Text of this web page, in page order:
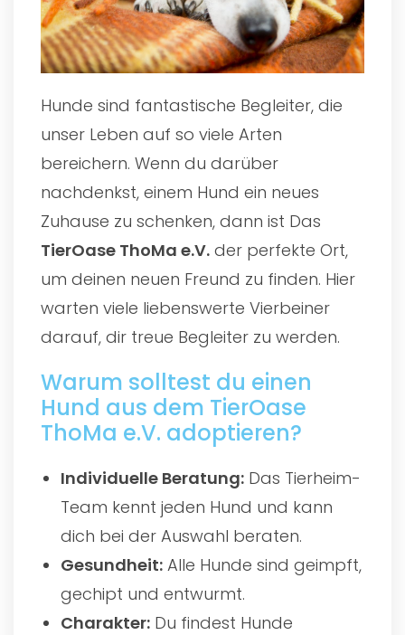
Hunde sind fantastische Begleiter, die
unser Leben auf so viele Arten
bereichern. Wenn du darüber
nachdenkst, einem Hund ein neues
Zuhause zu schenken, dann ist Das
TierOase ThoMa e.V. der perfekte Ort,
um deinen neuen Freund zu finden. Hier
warten viele liebenswerte Vierbeiner
darauf, dir treue Begleiter zu werden.
Warum solltest du einen
Hund aus dem TierOase
ThoMa e.V. adoptieren?
Individuelle Beratung: Das Tierheim-
Team kennt jeden Hund und kann
dich bei der Auswahl beraten.
Gesundheit: Alle Hunde sind geimpft,
gechipt und entwurmt.
Charakter: Du findest Hunde